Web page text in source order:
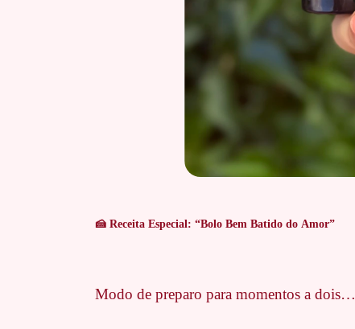
🍰 Receita Especial: “Bolo Bem Batido do Amor”
Modo de preparo para momentos a dois…